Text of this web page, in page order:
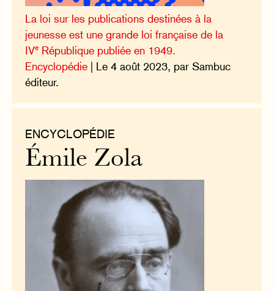
La loi sur les publications destinées à la
jeunesse est une grande loi française de la
IVe République publiée en 1949.
Encyclopédie | Le 4 août 2023, par Sambuc
éditeur.
ENCYCLOPÉDIE
Émile Zola